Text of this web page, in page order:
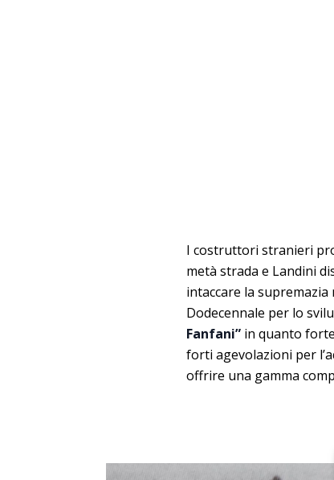
I costruttori stranieri
metà strada e Landini
intaccare la supremazia
Dodecennale per lo
Fanfani” in quanto
forti agevolazioni per
offrire una gamma